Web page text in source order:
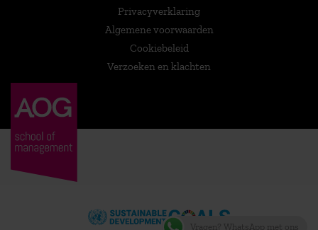
Privacyverklaring
Algemene voorwaarden
Cookiebeleid
Verzoeken en klachten
Vragen? WhatsApp met ons